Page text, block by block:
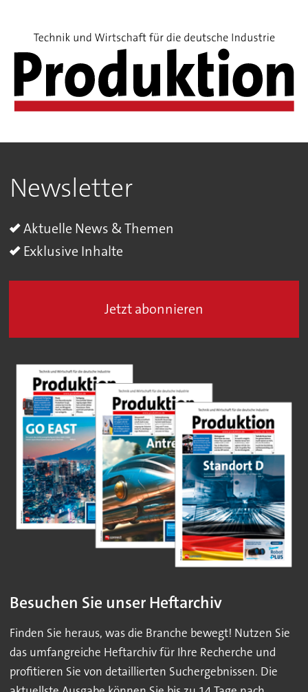
Newsletter
Aktuelle News & Themen
Exklusive Inhalte
Jetzt abonnieren
Besuchen Sie unser Heftarchiv
Finden Sie heraus, was die Branche bewegt! Nutzen Sie
das umfangreiche Heftarchiv für Ihre Recherche und
profitieren Sie von detaillierten Suchergebnissen. Die